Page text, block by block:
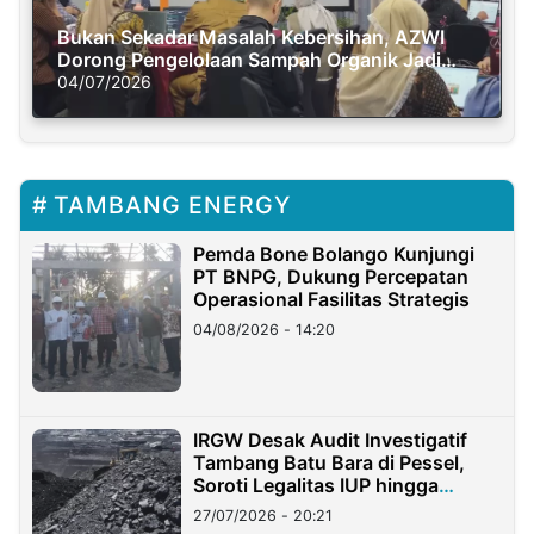
Bukan Sekadar Masalah Kebersihan, AZWI
Dorong Pengelolaan Sampah Organik Jadi
Solusi Krisis Iklim
04/07/2026
TAMBANG ENERGY
Pemda Bone Bolango Kunjungi
PT BNPG, Dukung Percepatan
Operasional Fasilitas Strategis
04/08/2026 - 14:20
IRGW Desak Audit Investigatif
Tambang Batu Bara di Pessel,
Soroti Legalitas IUP hingga
Stockpile
27/07/2026 - 20:21